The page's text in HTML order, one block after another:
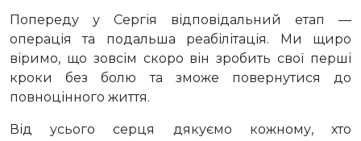
Попереду у Сергія відповідальний етап —
операція та подальша реабілітація. Ми щиро
віримо, що зовсім скоро він зробить свої перші
кроки без болю та зможе повернутися до
повноцінного життя.
Від усього серця дякуємо кожному, хто